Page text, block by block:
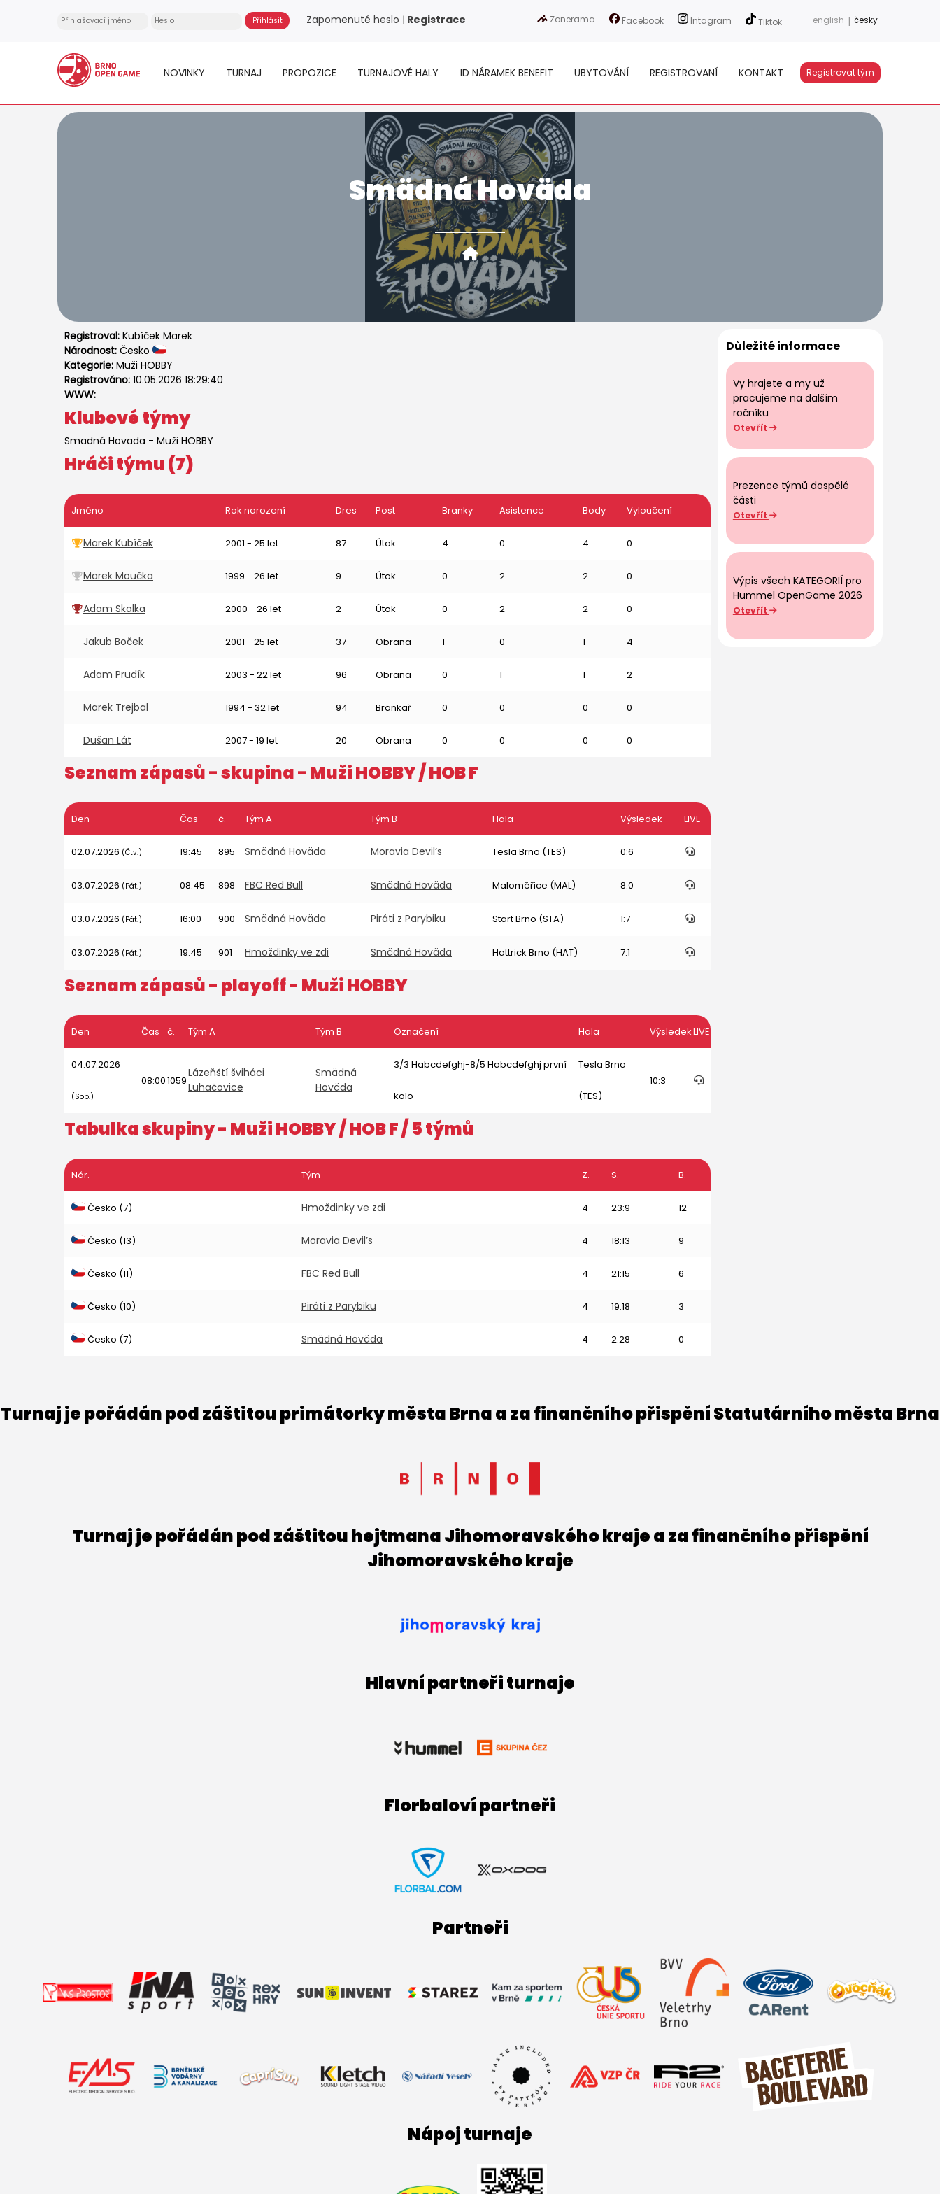
Zapomenuté heslo | Registrace Zonerama Facebook Intagram Tiktok english | česky
NOVINKY TURNAJ PROPOZICE TURNAJOVÉ HALY ID NÁRAMEK BENEFIT UBYTOVÁNÍ REGISTROVANÍ KONTAKT Registrovat tým
Smädná Hoväda
Registroval: Kubíček Marek
Národnost: Česko
Kategorie: Muži HOBBY
Registrováno: 10.05.2026 18:29:40
WWW:
Klubové týmy
Smädná Hoväda - Muži HOBBY
Hráči týmu (7)
Jméno Rok narození Dres Post Branky Asistence Body Vyloučení
Marek Kubíček 2001 - 25 let 87 Útok 4 0 4 0
Marek Moučka 1999 - 26 let 9 Útok 0 2 2 0
Adam Skalka 2000 - 26 let 2 Útok 0 2 2 0
Jakub Boček 2001 - 25 let 37 Obrana 1 0 1 4
Adam Prudík 2003 - 22 let 96 Obrana 0 1 1 2
Marek Trejbal 1994 - 32 let 94 Brankař 0 0 0 0
Dušan Lát 2007 - 19 let 20 Obrana 0 0 0 0
Seznam zápasů - skupina - Muži HOBBY/ HOB F
Den Čas č. Tým A Tým B Hala Výsledek LIVE
02.07.2026 (Čtv.) 19:45 895 Smädná Hoväda Moravia Devil’s Tesla Brno (TES) 0:6
03.07.2026 (Pát.) 08:45 898 FBC Red Bull Smädná Hoväda Maloměřice (MAL) 8:0
03.07.2026 (Pát.) 16:00 900 Smädná Hoväda Piráti z Parybiku Start Brno (STA) 1:7
03.07.2026 (Pát.) 19:45 901 Hmoždinky ve zdi Smädná Hoväda Hattrick Brno (HAT) 7:1
Seznam zápasů - playoff - Muži HOBBY
Den Čas č. Tým A Tým B Označení Hala VýsledekLIVE
04.07.2026
(Sob.)
08:001059
Lázeňští šviháci
Luhačovice
Smädná
Hoväda
3/3 Habcdefghj-8/5 Habcdefghj první
kolo
Tesla Brno
(TES)
10:3
Tabulka skupiny - Muži HOBBY/ HOB F / 5 týmů
Nár. Tým Z. S. B.
Česko (7) Hmoždinky ve zdi 4 23:9 12
Česko (13) Moravia Devil’s 4 18:13 9
Česko (11) FBC Red Bull 4 21:15 6
Česko (10) Piráti z Parybiku 4 19:18 3
Česko (7) Smädná Hoväda 4 2:28 0
Důležité informace
Vy hrajete a my už
pracujeme na dalším
ročníku
Otevřít
Prezence týmů dospělé
části
Otevřít
Výpis všech KATEGORIÍ pro
Hummel OpenGame 2026
Otevřít
Turnaj je pořádán pod záštitou primátorky města Brna a za finančního přispění Statutárního města Brna
Turnaj je pořádán pod záštitou hejtmana Jihomoravského kraje a za finančního přispění
Jihomoravského kraje
Hlavní partneři turnaje
Florbaloví partneři
Partneři
Nápoj turnaje